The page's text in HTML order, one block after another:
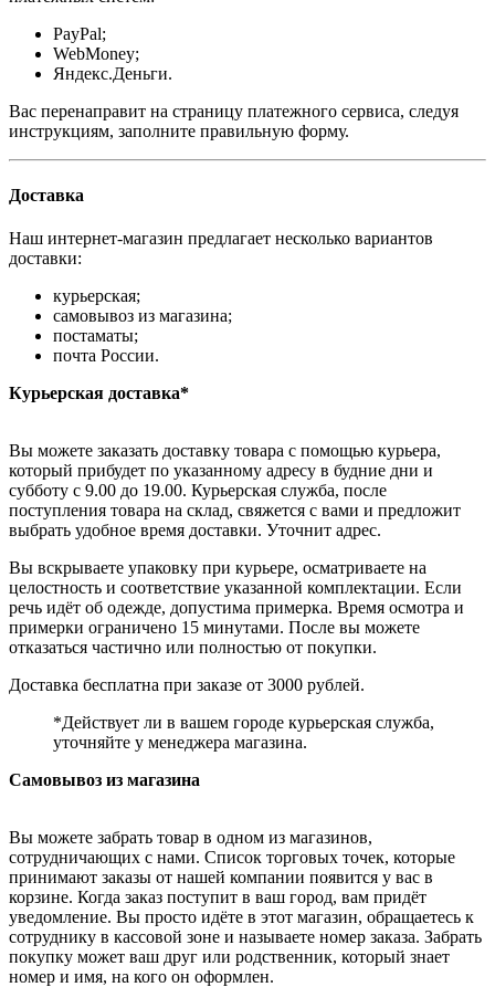
PayPal;
WebMoney;
Яндекс.Деньги.
Вас перенаправит на страницу платежного сервиса, следуя
инструкциям, заполните правильную форму.
Доставка
Наш интернет-магазин предлагает несколько вариантов
доставки:
курьерская;
самовывоз из магазина;
постаматы;
почта России.
Курьерская доставка*
Вы можете заказать доставку товара с помощью курьера,
который прибудет по указанному адресу в будние дни и
субботу с 9.00 до 19.00. Курьерская служба, после
поступления товара на склад, свяжется с вами и предложит
выбрать удобное время доставки. Уточнит адрес.
Вы вскрываете упаковку при курьере, осматриваете на
целостность и соответствие указанной комплектации. Если
речь идёт об одежде, допустима примерка. Время осмотра и
примерки ограничено 15 минутами. После вы можете
отказаться частично или полностью от покупки.
Доставка бесплатна при заказе от 3000 рублей.
*Действует ли в вашем городе курьерская служба,
уточняйте у менеджера магазина.
Самовывоз из магазина
Вы можете забрать товар в одном из магазинов,
сотрудничающих с нами. Список торговых точек, которые
принимают заказы от нашей компании появится у вас в
корзине. Когда заказ поступит в ваш город, вам придёт
уведомление. Вы просто идёте в этот магазин, обращаетесь к
сотруднику в кассовой зоне и называете номер заказа. Забрать
покупку может ваш друг или родственник, который знает
номер и имя, на кого он оформлен.